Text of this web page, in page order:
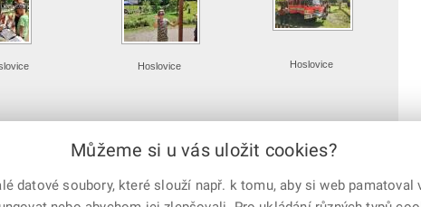
Hoslovice Hoslovice
Můžeme si u vás uložit cookies?
datové soubory, které slouží např. k tomu, aby si web pamatoval